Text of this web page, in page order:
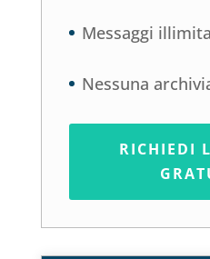
Messaggi
Nessuna
RICHIEDI